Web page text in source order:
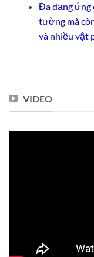
Đa dạng ứng
tường mà
và nhiều vật
VIDEO